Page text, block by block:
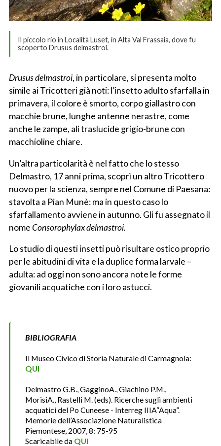
Il piccolo rio in Località Luset, in Alta Val Frassaia, dove fu
scoperto Drusus delmastroi.
Drusus delmastroi, in particolare, si presenta molto
simile ai Tricotteri già noti: l’insetto adulto sfarfalla in
primavera, il colore è smorto, corpo giallastro con
macchie brune, lunghe antenne nerastre, come
anche le zampe, ali traslucide grigio-brune con
macchioline chiare.
Un’altra particolarità è nel fatto che lo stesso
Delmastro, 17 anni prima, scoprì un altro Tricottero
nuovo per la scienza, sempre nel Comune di Paesana:
stavolta a Pian Munè: ma in questo caso lo
sfarfallamento avviene in autunno. Gli fu assegnato il
nomeConsorophylax delmastroi.
Lo studio di questi insetti può risultare ostico proprio
per le abitudini di vita e la duplice forma larvale –
adulta: ad oggi non sono ancora note le forme
giovanili acquatiche con i loro astucci.
BIBLIOGRAFIA
Il Museo Civico di Storia Naturale di Carmagnola:
QUI
Delmastro G.B., GagginoA., Giachino P.M.,
MorisiA., Rastelli M. (eds). Ricerche sugli ambienti
acquatici del Po Cuneese - Interreg IIIA“Aqua”.
Memorie dell’Associazione Naturalistica
Piemontese, 2007, 8: 75-95
Scaricabile da QUI